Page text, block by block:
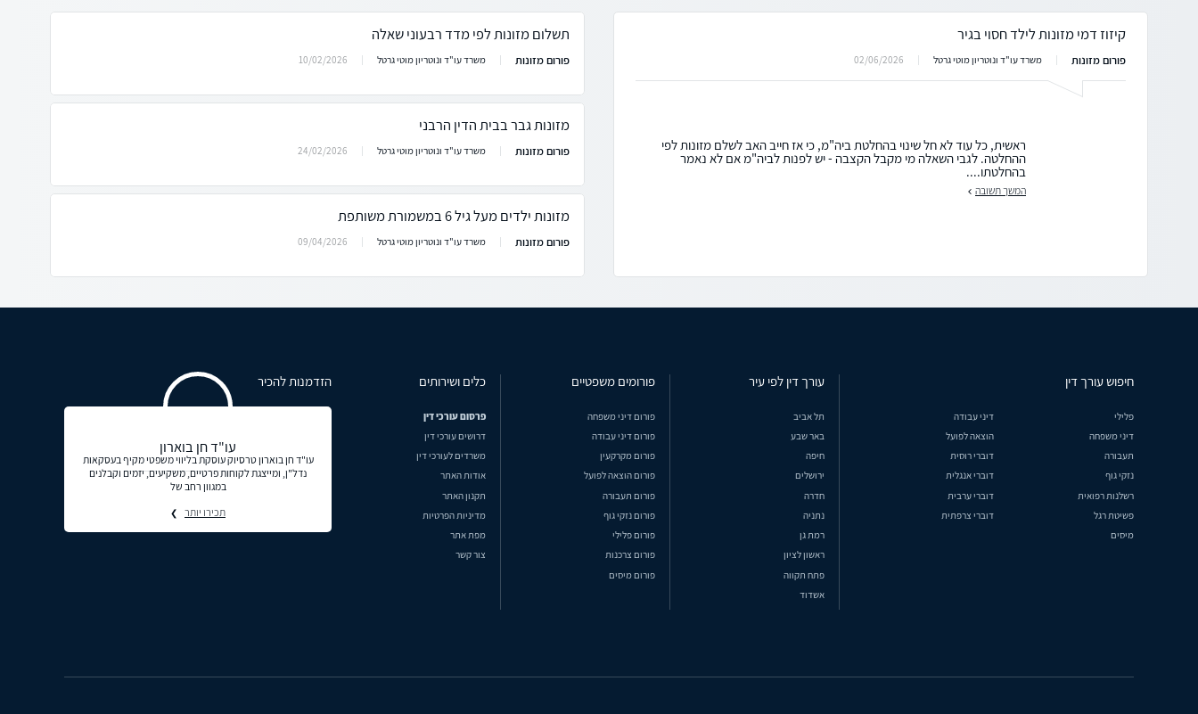
קיזוז דמי מזונות לילד חסוי בגיר
פורום מזונות משרד עו"ד ונוטריון מוטי גרטל 02/06/2026
ראשית, כל עוד לא חל שינוי בהחלטת ביה"מ, כי אז חייב האב לשלם מזונות לפי
ההחלטה. לגבי השאלה מי מקבל הקצבה - יש לפנות לביה"מ אם לא נאמר
בהחלטתו....
המשך תשובה
תשלום מזונות לפי מדד רבעוני שאלה
פורום מזונות משרד עו"ד ונוטריון מוטי גרטל 10/02/2026
מזונות גבר בבית הדין הרבני
פורום מזונות משרד עו"ד ונוטריון מוטי גרטל 24/02/2026
מזונות ילדים מעל גיל 6 במשמורת משותפת
פורום מזונות משרד עו"ד ונוטריון מוטי גרטל 09/04/2026
חיפוש עורך דין
פלילי
דיני עבודה
דיני משפחה
הוצאה לפועל
תעבורה
דוברי רוסית
נזקי גוף
דוברי אנגלית
רשלנות רפואית
דוברי ערבית
פשיטת רגל
דוברי צרפתית
מיסים
עורך דין לפי עיר
תל אביב
באר שבע
חיפה
ירושלים
חדרה
נתניה
רמת גן
ראשון לציון
פתח תקווה
אשדוד
פורומים משפטיים
פורום דיני משפחה
פורום דיני עבודה
פורום מקרקעין
פורום הוצאה לפועל
פורום תעבורה
פורום נזקי גוף
פורום פלילי
פורום צרכנות
פורום מיסים
כלים ושירותים
פרסום עורכי דין
דרושים עורכי דין
משרדים לעורכי דין
אודות האתר
תקנון האתר
מדיניות הפרטיות
מפת אתר
צור קשר
הזדמנות להכיר
עו"ד חן בוארון
עו"ד חן בוארון טרסיוק עוסקת בליווי משפטי מקיף בעסקאות
נדל"ן, ומייצגת לקוחות פרטיים, משקיעים, יזמים וקבלנים
במגוון רחב של
תכירו יותר